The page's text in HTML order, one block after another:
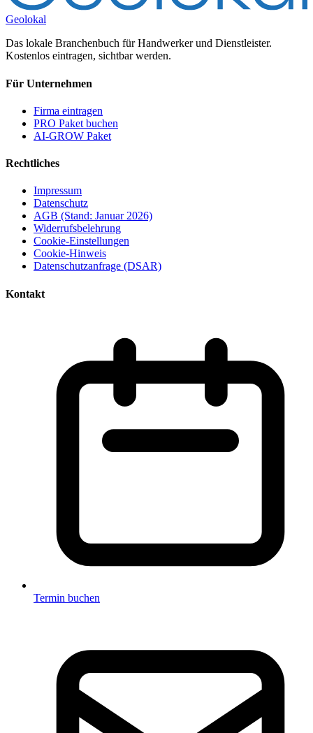
Geolokal
Das lokale Branchenbuch für Handwerker und Dienstleister.
Kostenlos eintragen, sichtbar werden.
Für Unternehmen
Firma eintragen
PRO Paket buchen
AI-GROW Paket
Rechtliches
Impressum
Datenschutz
AGB (Stand: Januar 2026)
Widerrufsbelehrung
Cookie-Einstellungen
Cookie-Hinweis
Datenschutzanfrage (DSAR)
Kontakt
Termin buchen